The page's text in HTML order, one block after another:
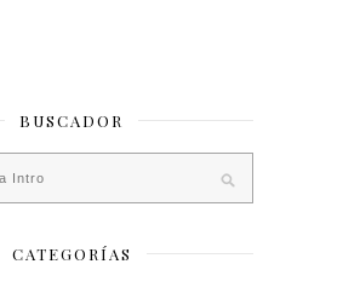
BUSCADOR
CATEGORÍAS